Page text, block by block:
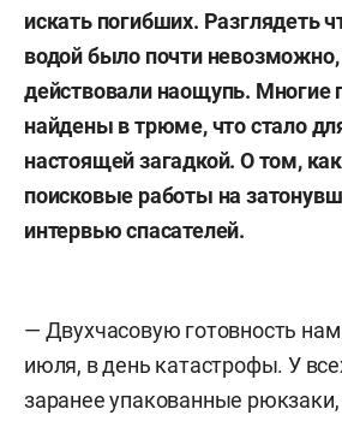
искать погибших. Разглядеть
водой было почти
действовали наощупь. Многие
найдены в трюме, что стало
настоящей загадкой. О том,
поисковые работы на
интервью спасателей.
— Двухчасовую готовность
июля, в день катастрофы. У
заранее упакованные